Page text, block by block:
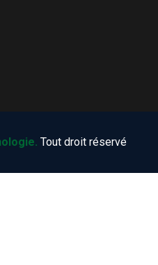
Tout droit réservé